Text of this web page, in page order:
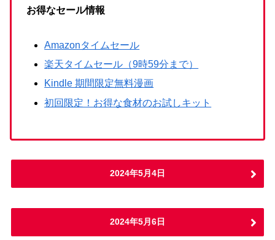
お得なセール情報
Amazonタイムセール
楽天タイムセール（9時59分まで）
Kindle 期間限定無料漫画
初回限定！お得な食材のお試しキット
2024年5月4日
2024年5月6日